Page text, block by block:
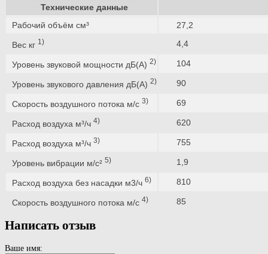
Технические данные
Рабочий объём см³
27,2
Вес кг 1) 4,4
Уровень звуковой мощности дБ(A) 2) 104
Уровень звукового давления дБ(A) 2) 90
Скорость воздушного потока м/с 3) 69
Расход воздуха м³/ч 4) 620
Расход воздуха м³/ч 3) 755
Уровень вибрации м/с² 5) 1,9
Расход воздуха без насадки м3/ч 6) 810
Скорость воздушного потока м/с 4) 85
Написать отзыв
Ваше имя: